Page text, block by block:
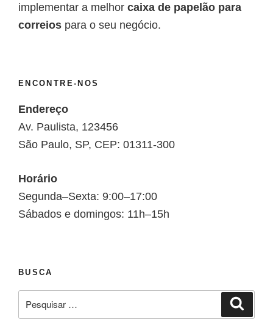
implementar a melhor caixa de papelão para
correios para o seu negócio.
ENCONTRE-NOS
Endereço
Av. Paulista, 123456
São Paulo, SP, CEP: 01311-300
Horário
Segunda–Sexta: 9:00–17:00
Sábados e domingos: 11h–15h
BUSCA